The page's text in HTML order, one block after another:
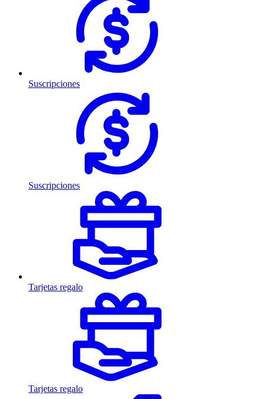
Suscripciones
Suscripciones
Tarjetas regalo
Tarjetas regalo